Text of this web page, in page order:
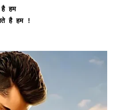
हम
है हम !